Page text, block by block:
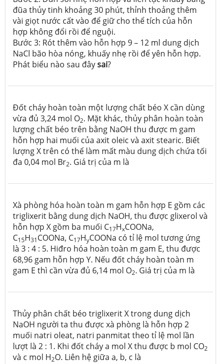
đũa thủy tinh khoảng 30 phút, thỉnh thoảng thêm
vài giọt nước cất vào để giữ cho thể tích của hỗn
hợp không đổi rồi để nguội.
Bước 3: Rót thêm vào hỗn hợp 9 – 12 ml dung dịch
NaCl bão hòa nóng, khuấy nhẹ rồi để yên hỗn hợp.
Phát biểu nào sau đâysai?
Đốt cháy hoàn toàn một lượng chất béo X cần dùng
vừa đủ 3,24 mol O2. Mặt khác, thủy phân hoàn toàn
lượng chất béo trên bằng NaOH thu được m gam
hỗn hợp hai muối của axit oleic và axit stearic. Biết
lượng X trên có thể làm mất màu dung dịch chứa tối
đa 0,04 mol Br2. Giá trị của m là
Xà phòng hóa hoàn toàn m gam hỗn hợp E gồm các
triglixerit bằng dung dịch NaOH, thu được glixerol và
hỗn hợp X gồm ba muối C17HxCOONa,
C15H31COONa, C17HyCOONa có tỉ lệ mol tương ứng
là 3 : 4 : 5. Hiđro hóa hoàn toàn m gam E, thu được
68,96 gam hỗn hợp Y. Nếu đốt cháy hoàn toàn m
gam E thì cần vừa đủ 6,14 mol O2. Giá trị của m là
Thủy phân chất béo triglixerit X trong dung dịch
NaOH người ta thu được xà phòng là hỗn hợp 2
muối natri oleat, natri panmitat theo tỉ lệ mol lần
lượt là 2 : 1. Khi đốt cháy a mol X thu được b mol CO2
và c mol H2O. Liên hệ giữa a, b, c là